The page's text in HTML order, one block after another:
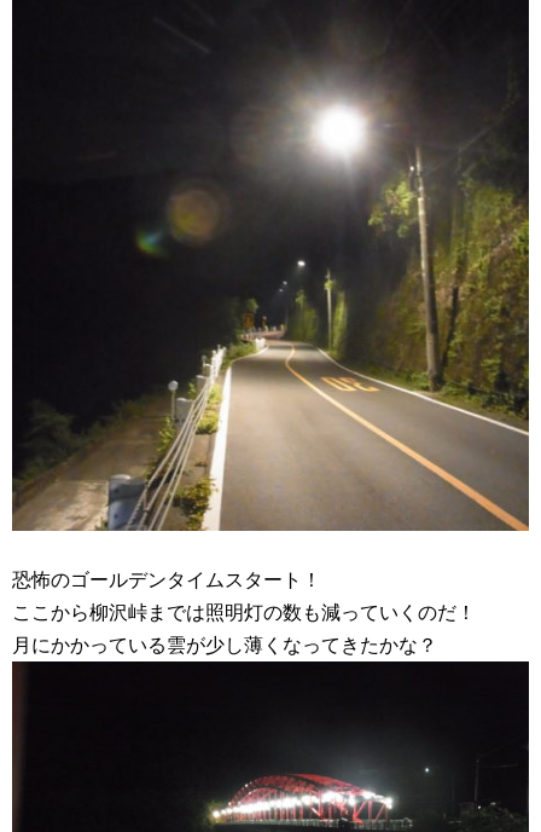
恐怖のゴールデンタイムスタート！
ここから柳沢峠までは照明灯の数も減っていくのだ！
月にかかっている雲が少し薄くなってきたかな？